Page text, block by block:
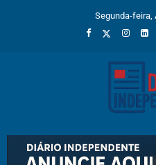
Segunda-feira,